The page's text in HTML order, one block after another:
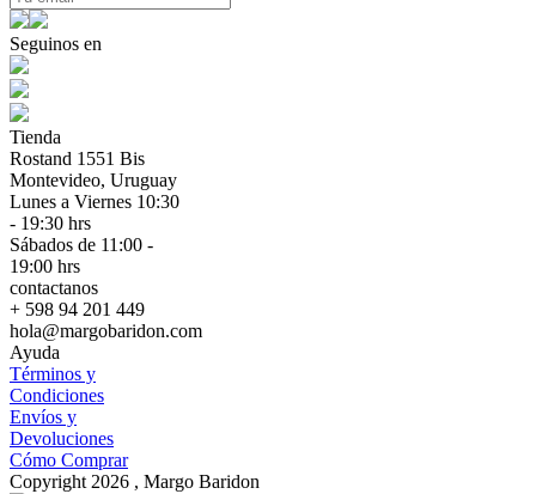
Seguinos en
Tienda
Rostand 1551 Bis
Montevideo, Uruguay
Lunes a Viernes 10:30
- 19:30 hrs
Sábados de 11:00 -
19:00 hrs
contactanos
+ 598 94 201 449
hola@margobaridon.com
Ayuda
Términos y
Condiciones
Envíos y
Devoluciones
Cómo Comprar
Copyright 2026 , Margo Baridon